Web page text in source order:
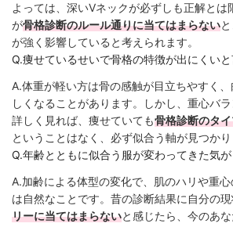
よっては、深いVネックが必ずしも正解とは
が骨格診断のルール通りに当てはまらない
が強く影響していると考えられます。
Q.痩せているせいで骨格の特徴が出にくいと
A.体重が軽い方は骨の感触が目立ちやすく
しくなることがあります。しかし、重心バ
詳しく見れば、痩せていても骨格診断のタ
ということはなく、必ず似合う軸が見つかり
Q.年齢とともに似合う服が変わってきた気が
A.加齢による体型の変化で、肌のハリや重
は自然なことです。昔の診断結果に自分の
リーに当てはまらないと感じたら、今のあ